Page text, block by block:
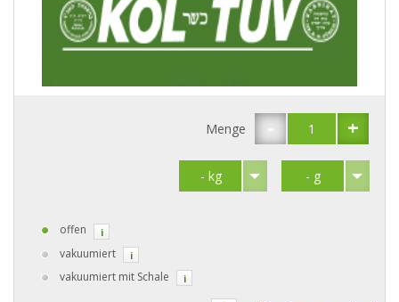
- +
Menge
offen i
vakuumiert i
vakuumiert mit Schale i